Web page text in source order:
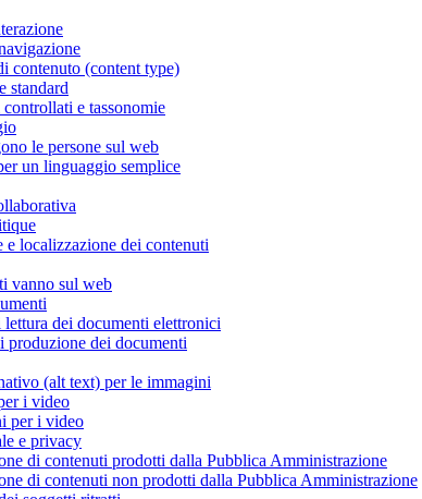
contenuto (content type)
standard
e tassonomie
le persone sul web
un linguaggio semplice
e localizzazione dei contenuti
vanno sul web
dei documenti elettronici
produzione dei documenti
(alt text) per le immagini
i video
per i video
e privacy
di contenuti prodotti dalla Pubblica Amministrazione
di contenuti non prodotti dalla Pubblica Amministrazione